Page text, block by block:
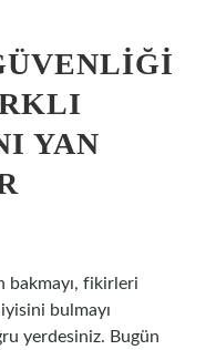
YAN
bakmayı, fikirleri
bulmayı
yerdesiniz. Bugün